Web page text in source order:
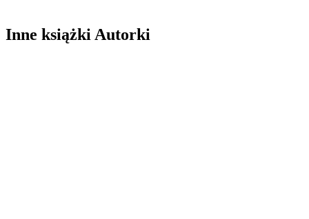
Inne książki Autorki